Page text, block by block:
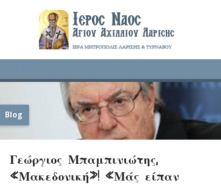
Blog
Γεώργιος Μπαμπινιώτης,
«Μακεδονική»! «Μάς είπαν